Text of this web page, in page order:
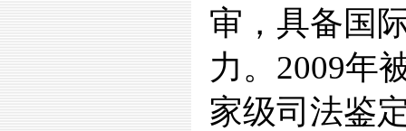
审，具备国
力。2009年
家级司法鉴